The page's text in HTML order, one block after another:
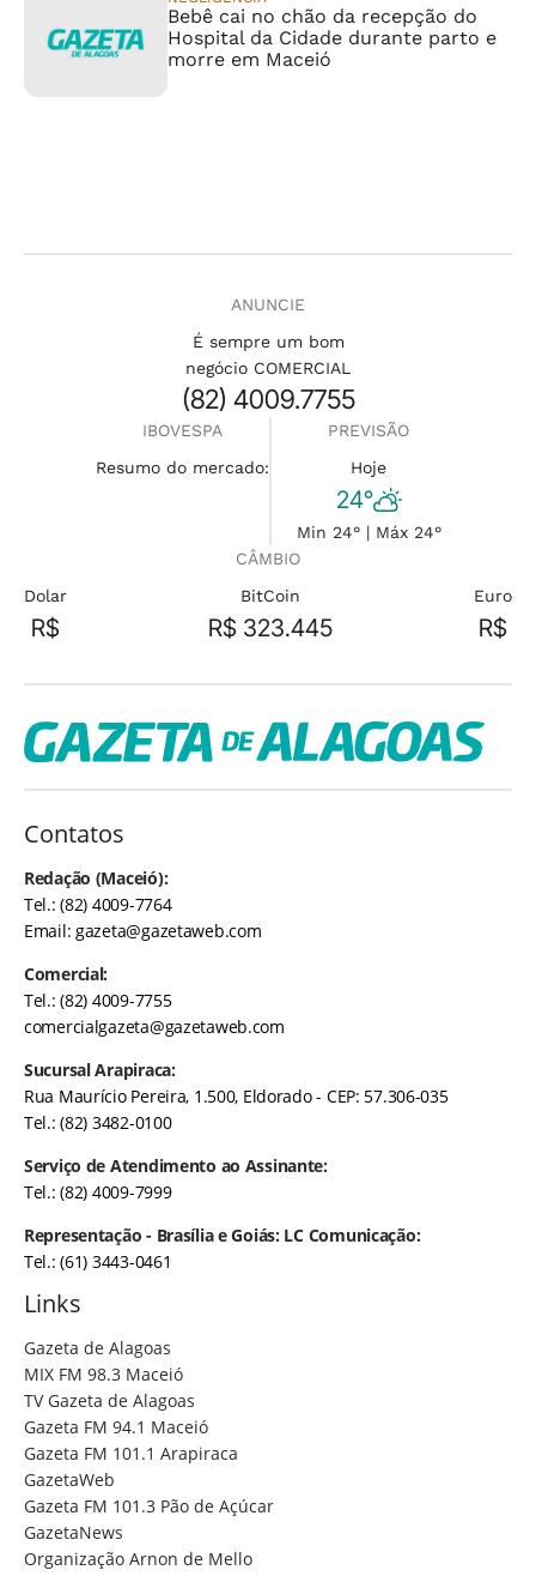
Bebê cai no chão da recepção do
Hospital da Cidade durante parto e
morre em Maceió
ANUNCIE
É sempre um bom
negócio COMERCIAL
(82) 4009.7755
IBOVESPA
Resumo do mercado:
PREVISÃO
Hoje
24°
Min 24° | Máx 24°
CÂMBIO
Dolar
R$
BitCoin
R$ 323.445
Euro
R$
Contatos
Redação (Maceió):
Tel.: (82) 4009-7764
Email:gazeta@gazetaweb.com
Comercial:
Tel.: (82) 4009-7755
comercialgazeta@gazetaweb.com
Sucursal Arapiraca:
Rua Maurício Pereira, 1.500, Eldorado - CEP: 57.306-035
Tel.: (82) 3482-0100
Serviço de Atendimento ao Assinante:
Tel.: (82) 4009-7999
Representação - Brasília e Goiás: LC Comunicação:
Tel.: (61) 3443-0461
Links
Gazeta de Alagoas
MIX FM 98.3 Maceió
TV Gazeta de Alagoas
Gazeta FM 94.1 Maceió
Gazeta FM 101.1 Arapiraca
GazetaWeb
Gazeta FM 101.3 Pão de Açúcar
GazetaNews
Organização Arnon de Mello